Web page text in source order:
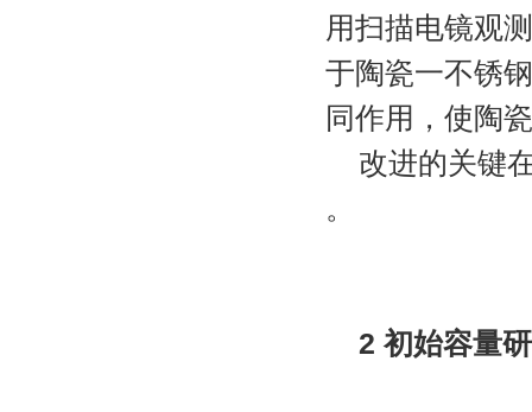
用扫描电镜观
于陶瓷一不锈
同作用，使陶
改进的关键
。
2 初始容量